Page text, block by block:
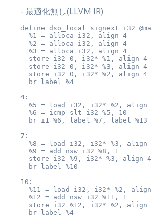
- 最適化無し(LLVM IR)
define dso_local signext i32
  %1 = alloca i32, align 4
  %2 = alloca i32, align 4
  %3 = alloca i32, align 4
  store i32 0, i32* %1, align 4
  store i32 0, i32* %3, align 4
  store i32 0, i32* %2, align 4
  br label %4
4:
%5 = load i32, i32* %2, align
  %6 = icmp slt i32 %5, 10
  br i1 %6, label %7, label %13
7:
%8 = load i32, i32* %3, align
  %9 = add nsw i32 %8, 1
  store i32 %9, i32* %3, align 4
  br label %10
10:
%11 = load i32, i32* %2,
  %12 = add nsw i32 %11, 1
store i32 %12, i32* %2, align
  br label %4